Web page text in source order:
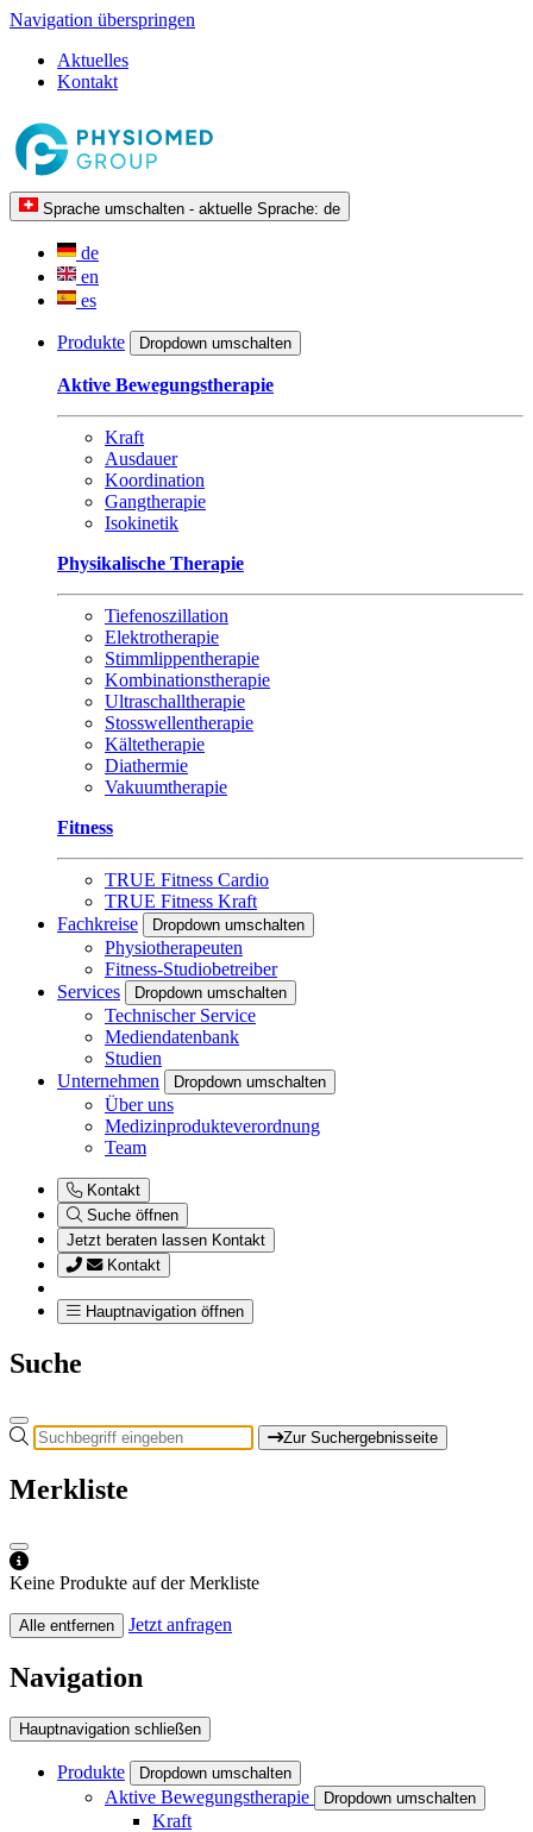
Navigation überspringen
Aktuelles
Kontakt
Sprache umschalten - aktuelle Sprache: de
de
en
es
Produkte Dropdown umschalten
Aktive Bewegungstherapie
Kraft
Ausdauer
Koordination
Gangtherapie
Isokinetik
Physikalische Therapie
Tiefenoszillation
Elektrotherapie
Stimmlippentherapie
Kombinationstherapie
Ultraschalltherapie
Stosswellentherapie
Kältetherapie
Diathermie
Vakuumtherapie
Fitness
TRUE Fitness Cardio
TRUE Fitness Kraft
Fachkreise
Dropdown umschalten
Physiotherapeuten
Fitness-Studiobetreiber
Services
Dropdown umschalten
Technischer Service
Mediendatenbank
Studien
Unternehmen
Dropdown umschalten
Über uns
Medizinprodukteverordnung
Team
Kontakt
Suche öffnen
Jetzt beraten lassen Kontakt
Kontakt
Hauptnavigation öffnen
Suche
Zur Suchergebnisseite
Merkliste
Keine Produkte auf der Merkliste
Alle entfernen Jetzt anfragen
Navigation
Hauptnavigation schließen
Produkte Dropdown umschalten
Aktive Bewegungstherapie Dropdown umschalten
Kraft